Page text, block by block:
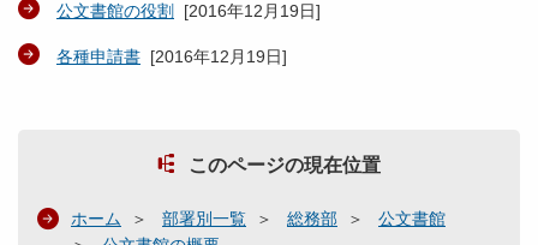
公文書館の役割 [2016年12月19日]
各種申請書 [2016年12月19日]
このページの現在位置
ホーム 部署別一覧 総務部
公文書館